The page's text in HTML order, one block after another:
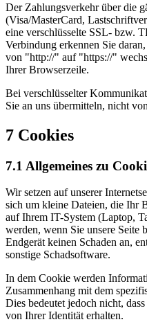
Der Zahlungsverkehr über die
(Visa/MasterCard,
eine verschlüsselte SSL- bzw.
Verbindung erkennen Sie
von "http://" auf "https://"
Ihrer Browserzeile.
Bei verschlüsselter
Sie an uns übermitteln, nicht
7 Cookies
7.1 Allgemeines zu
Wir setzen auf unserer
sich um kleine Dateien, die Ihr
auf Ihrem IT-System (Laptop,
werden, wenn Sie unsere Seite
Endgerät keinen Schaden an,
sonstige Schadsoftware.
In dem Cookie werden
Zusammenhang mit dem
Dies bedeutet jedoch nicht,
von Ihrer Identität erhalten.